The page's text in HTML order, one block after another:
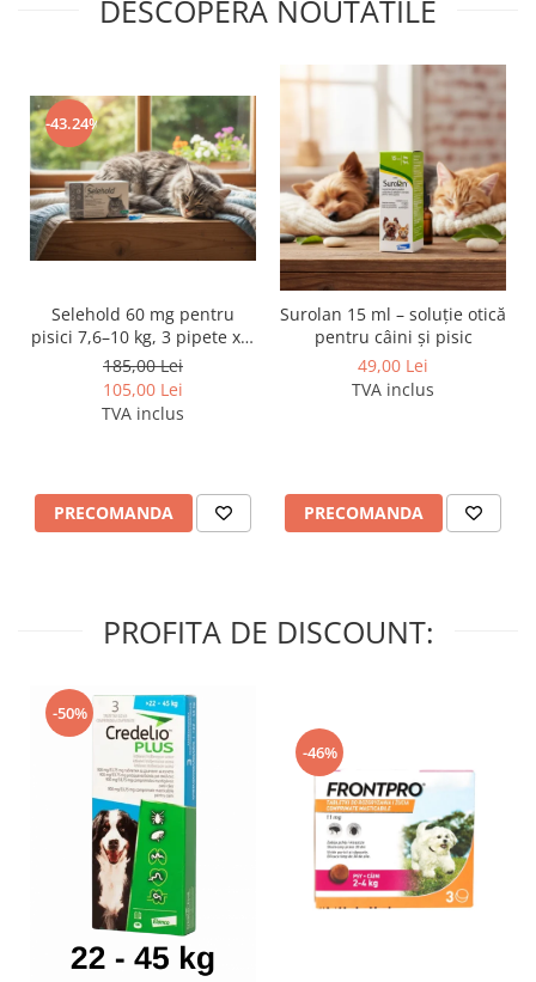
240 g
50
2
325 g
60+
2 + 70 g la 10 kg
Adult — hrană de menținere
Ghid de hrănire
Greutatea câinelui — kg
Cantitate pe zi - grame
DESCOPERA NOUTATILE
-43.24%
Selehold 60 mg pentru
pisici 7,6–10 kg, 3 pipete x 1
ml – soluție antiparazitară
spot-on
185,00 Lei
105,00 Lei
TVA inclus
PRECOMANDA
Surolan 15 ml – soluție otică
pentru câini și pisic
49,00 Lei
TVA inclus
PRECOMANDA
PROFITA DE DISCOUNT:
-50%
-46%